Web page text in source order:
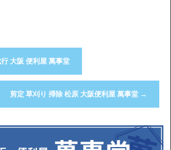
大阪 便利屋 萬事堂
剪定 草刈り 掃除 松原 大阪便利屋 萬事堂 →